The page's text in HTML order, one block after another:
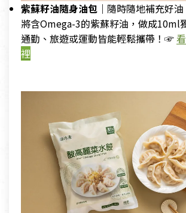
紫蘇籽油隨身油包｜ 隨時隨地補充好油
將含Omega-3的紫蘇籽油，做成10ml
通勤、旅遊或運動皆能輕鬆攜帶！☞
裡